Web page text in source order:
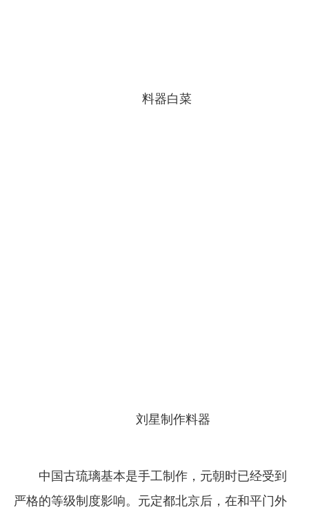
料器白菜
刘星制作料器
中国古琉璃基本是手工制作，元朝时已经受到
严格的等级制度影响。元定都北京后，在和平门外